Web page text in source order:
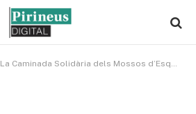
La Caminada Solidària dels Mossos d’Esquadra celebra la quarta edició